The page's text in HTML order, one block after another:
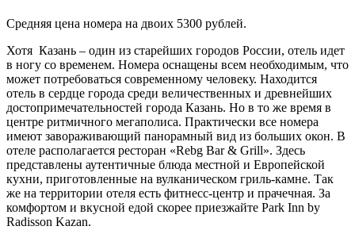
Средняя цена номера на двоих 5300 рублей.
Хотя Казань – один из старейших городов России, отель идет
в ногу со временем. Номера оснащены всем необходимым, что
может потребоваться современному человеку. Находится
отель в сердце города среди величественных и древнейших
достопримечательностей города Казань. Но в то же время в
центре ритмичного мегаполиса. Практически все номера
имеют завораживающий панорамный вид из больших окон. В
отеле располагается ресторан «Rebg Bar & Grill». Здесь
представлены аутентичные блюда местной и Европейской
кухни, приготовленные на вулканическом гриль-камне. Так
же на территории отеля есть фитнесс-центр и прачечная. За
комфортом и вкусной едой скорее приезжайте Park Inn by
Radisson Kazan.